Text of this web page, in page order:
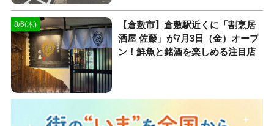
8/6(木)
【倉敷市】倉敷駅近くに「割烹居
酒屋 佐藤」が7月3日（金）オープ
ン！鮮魚と銘酒を楽しめる注目店